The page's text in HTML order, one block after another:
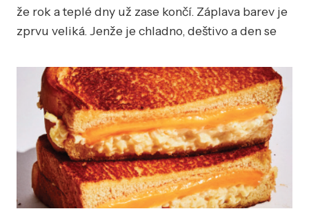
že rok a teplé dny už zase končí. Záplava barev je
zprvu veliká. Jenže je chladno, deštivo a den se